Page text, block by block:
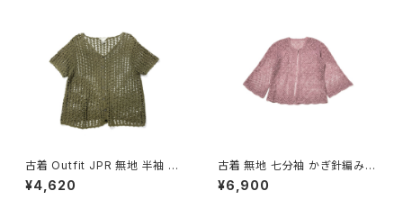
古着 Outfit JPR 無地 半袖 か
ぎ針編み ニット カーディガン 緑
カーキ (ttu2604103)
¥4,620
古着 無地 七分袖 かぎ針編み
ニット カーディガン ピンク (ttu2
601003)
¥6,900